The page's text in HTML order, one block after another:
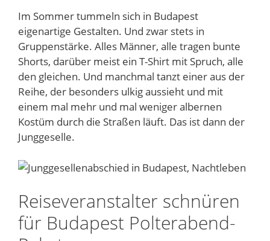
Im Sommer tummeln sich in Budapest
eigenartige Gestalten. Und zwar stets in
Gruppenstärke. Alles Männer, alle tragen bunte
Shorts, darüber meist ein T-Shirt mit Spruch, alle
den gleichen. Und manchmal tanzt einer aus der
Reihe, der besonders ulkig aussieht und mit
einem mal mehr und mal weniger albernen
Kostüm durch die Straßen läuft. Das ist dann der
Junggeselle.
Reiseveranstalter schnüren
für Budapest Polterabend-